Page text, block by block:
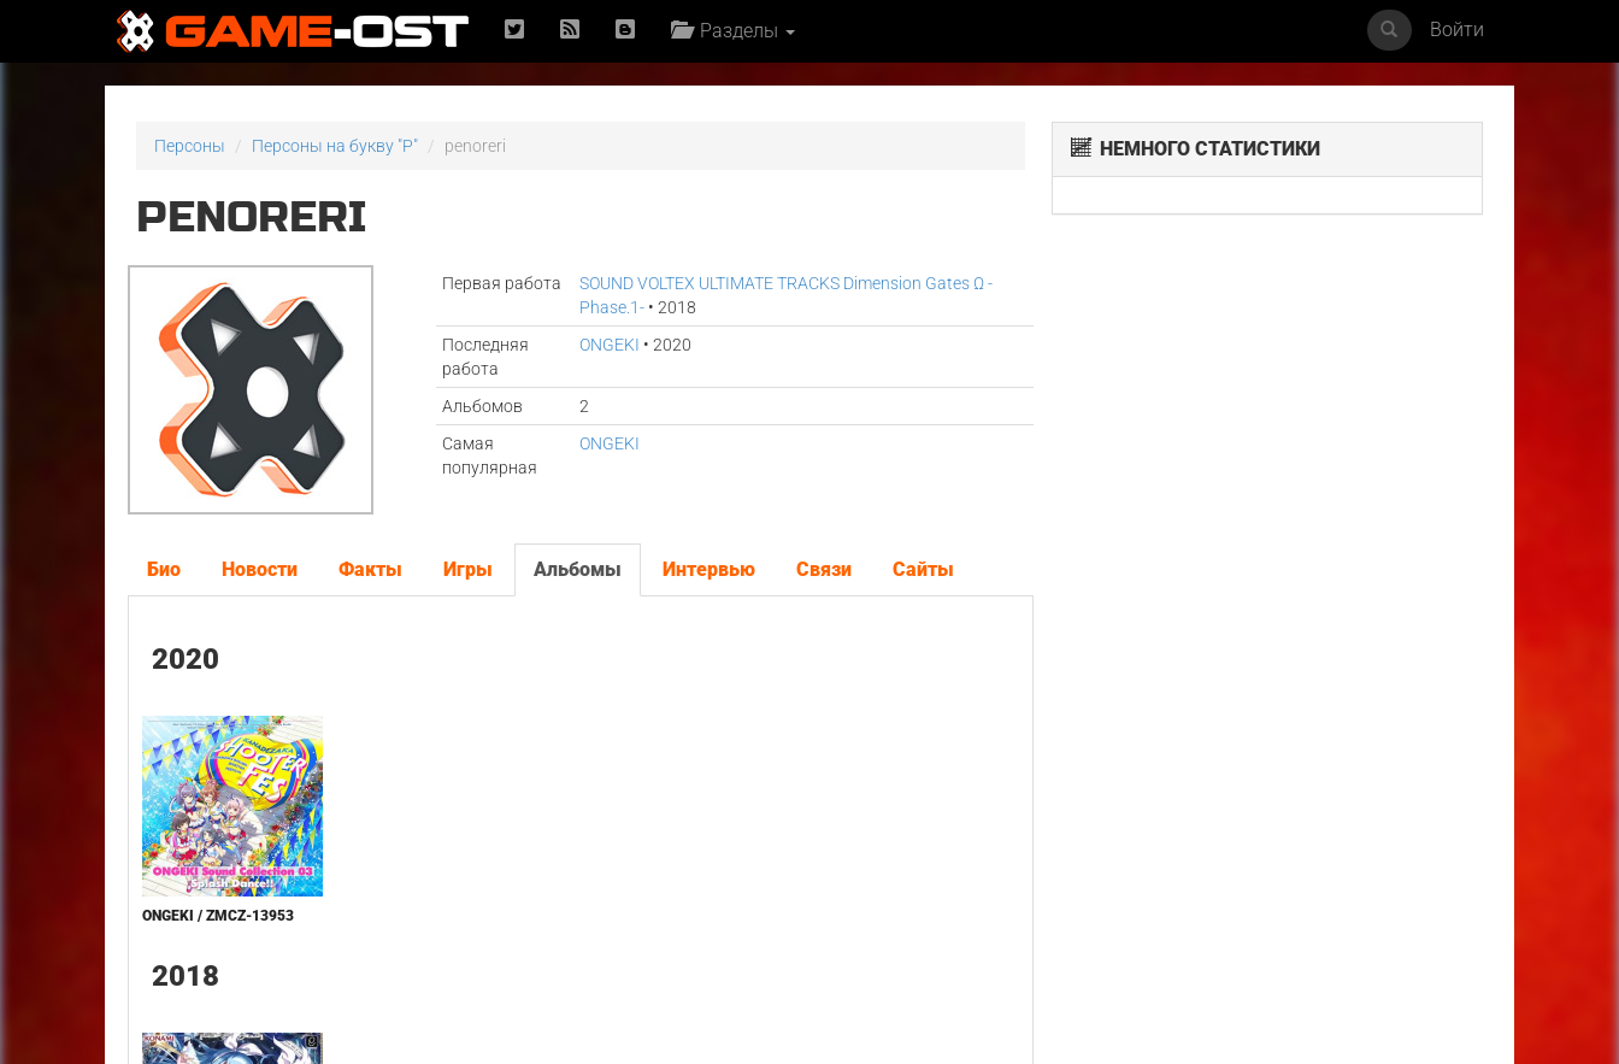
Разделы Войти
Персоны Персоны на букву "P" penoreri
PENORERI
Первая работа
SOUND VOLTEX ULTIMATE TRACKS Dimension Gates Ω -
Phase.1-• 2018
Последняя
работа
ONGEKI • 2020
Альбомов
2
Самая
популярная
ONGEKI
Био Новости Факты Игры Альбомы Интервью Связи Сайты
2020
ONGEKI / ZMCZ-13953
2018
НЕМНОГО СТАТИСТИКИ